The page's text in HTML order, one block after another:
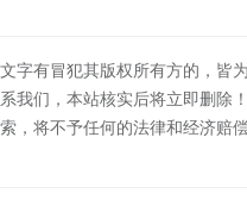
字有冒犯其版权所有方的，皆
我们，本站核实后将立即删除
，将不予任何的法律和经济赔